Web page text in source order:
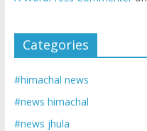
Categories
#himachal news
#news himachal
#news jhula